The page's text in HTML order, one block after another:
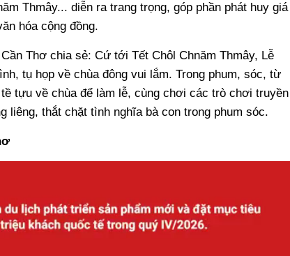
Thmây... diễn ra trang trọng, góp phần phát huy giá
hóa cộng đồng.
Thơ chia sẻ: Cứ tới Tết Chôl Chnăm Thmây, Lễ
tụ họp về chùa đông vui lắm. Trong phum, sóc, từ
tựu về chùa để làm lễ, cùng chơi các trò chơi truyền
liêng, thắt chặt tình nghĩa bà con trong phum sóc.